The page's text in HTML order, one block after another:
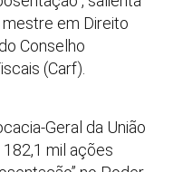
em Direito
Conselho
(Carf).
Geral da União
mil ações